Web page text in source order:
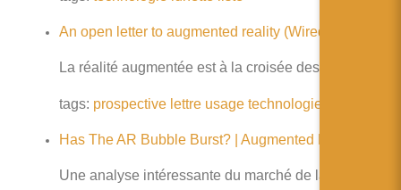
An open letter to augmented reality (Wired UK)
La réalité augmentée est à la croisée des chemins !
tags: prospective lettre usage technologie
Has The AR Bubble Burst? | Augmented Planet
Une analyse intéressante du marché de la RA